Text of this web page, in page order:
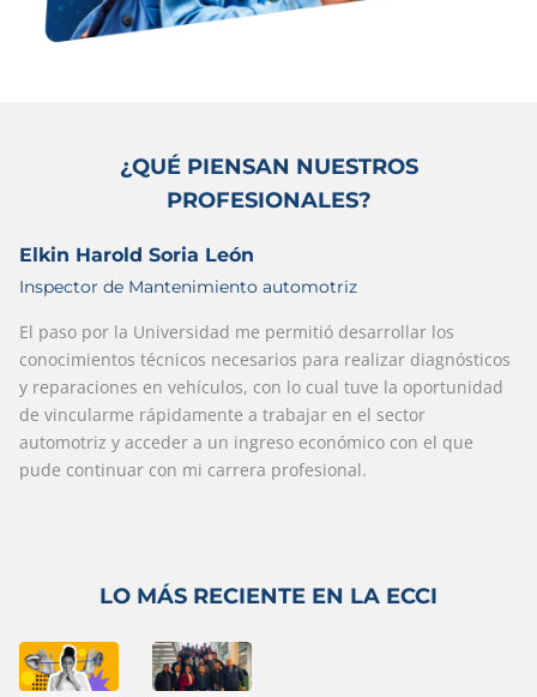
¿QUÉ PIENSAN NUESTROS
PROFESIONALES?
Elkin Harold Soria León
Inspector de Mantenimiento automotriz
El paso por la Universidad me permitió desarrollar los
conocimientos técnicos necesarios para realizar diagnósticos
y reparaciones en vehículos, con lo cual tuve la oportunidad
de vincularme rápidamente a trabajar en el sector
automotriz y acceder a un ingreso económico con el que
pude continuar con mi carrera profesional.
LO MÁS RECIENTE EN LA ECCI